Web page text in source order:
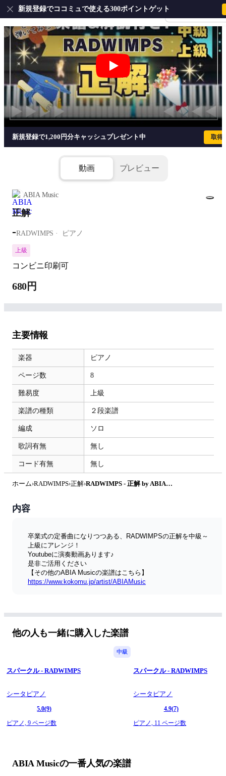
会員登録・ログイ
新規登録でココミュで使える300ポイントゲット
正解 - RADWIMPS
新規登録で1,200円分キャッシュプレゼント中 取得
動画 プレビュー
ABIA Music
正解
-RADWIMPS ピアノ
上級
コンビニ印刷可
680円
主要情報
楽器 ピアノ
ページ数 8
難易度 上級
楽譜の種類 ２段楽譜
編成 ソロ
歌詞有無 無し
コード有無 無し
ホーム›RADWIMPS›正解› RADWIMPS - 正解 by ABIAMusic
内容
卒業式の定番曲になりつつある、RADWIMPSの正解を中級～
上級にアレンジ！
Youtubeに演奏動画あります♪
是非ご活用ください
【その他のABIA Musicの楽譜はこちら】
https://www.kokomu.jp/artist/ABIAMusic
https://audiostock.jp/artists/20319
他の人も一緒に購入した楽譜
中級
スパークル - RADWIMPS
シータピアノ
5.0(9)
ピアノ, 9 ページ数
スパークル - RADWIMPS
シータピアノ
4.9(7)
ピアノ, 11 ページ数
ABIA Musicの一番人気の楽譜